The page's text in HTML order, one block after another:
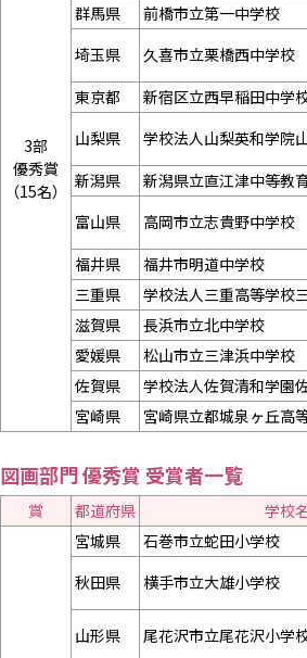
3部
優秀賞
（15名）
群馬県
前橋市立第一中学校
埼玉県
久喜市立栗橋西中学校
東京都
新宿区立西早稲田中学
山梨県
学校法人山梨英和学院
新潟県
新潟県立直江津中等教
富山県
高岡市立志貴野中学校
福井県
福井市明道中学校
三重県
学校法人三重高等学校
滋賀県
長浜市立北中学校
愛媛県
松山市立三津浜中学校
佐賀県
学校法人佐賀清和学園
宮崎県
宮崎県立都城泉ヶ丘高
図画部門 優秀賞 受賞者一覧
賞 都道府県 学校
宮城県
石巻市立蛇田小学校
秋田県
横手市立大雄小学校
山形県
尾花沢市立尾花沢小学